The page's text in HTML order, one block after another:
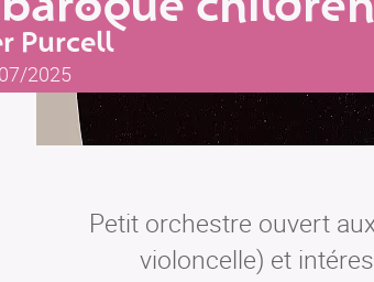
Purcell
2025
Petit orchestre ouvert
violoncelle) et